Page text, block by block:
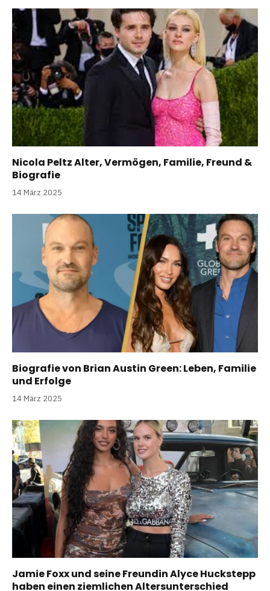
Nicola Peltz Alter, Vermögen, Familie, Freund &
Biografie
14 März 2025
Biografie von Brian Austin Green: Leben, Familie
und Erfolge
14 März 2025
Jamie Foxx und seine Freundin Alyce Huckstepp
haben einen ziemlichen Altersunterschied